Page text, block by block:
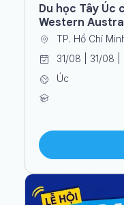
Du học Tây Úc
Western
TP. Hồ Chí
31/08 | 31/08 |
Úc